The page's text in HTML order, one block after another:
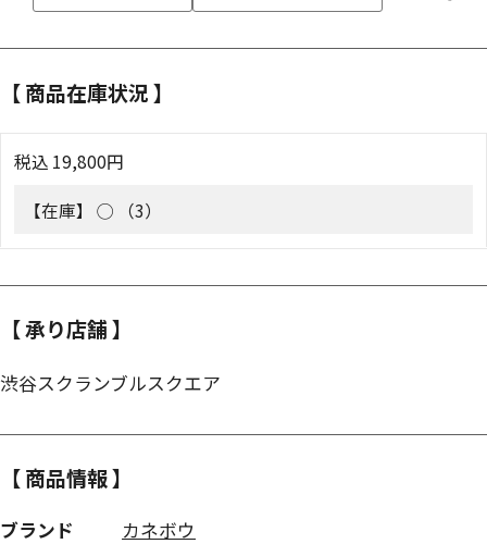
【 商品在庫状況 】
税込 19,800円
【在庫】 ◯ （3）
【 承り店舗 】
渋谷スクランブルスクエア
【 商品情報 】
ブランド
カネボウ